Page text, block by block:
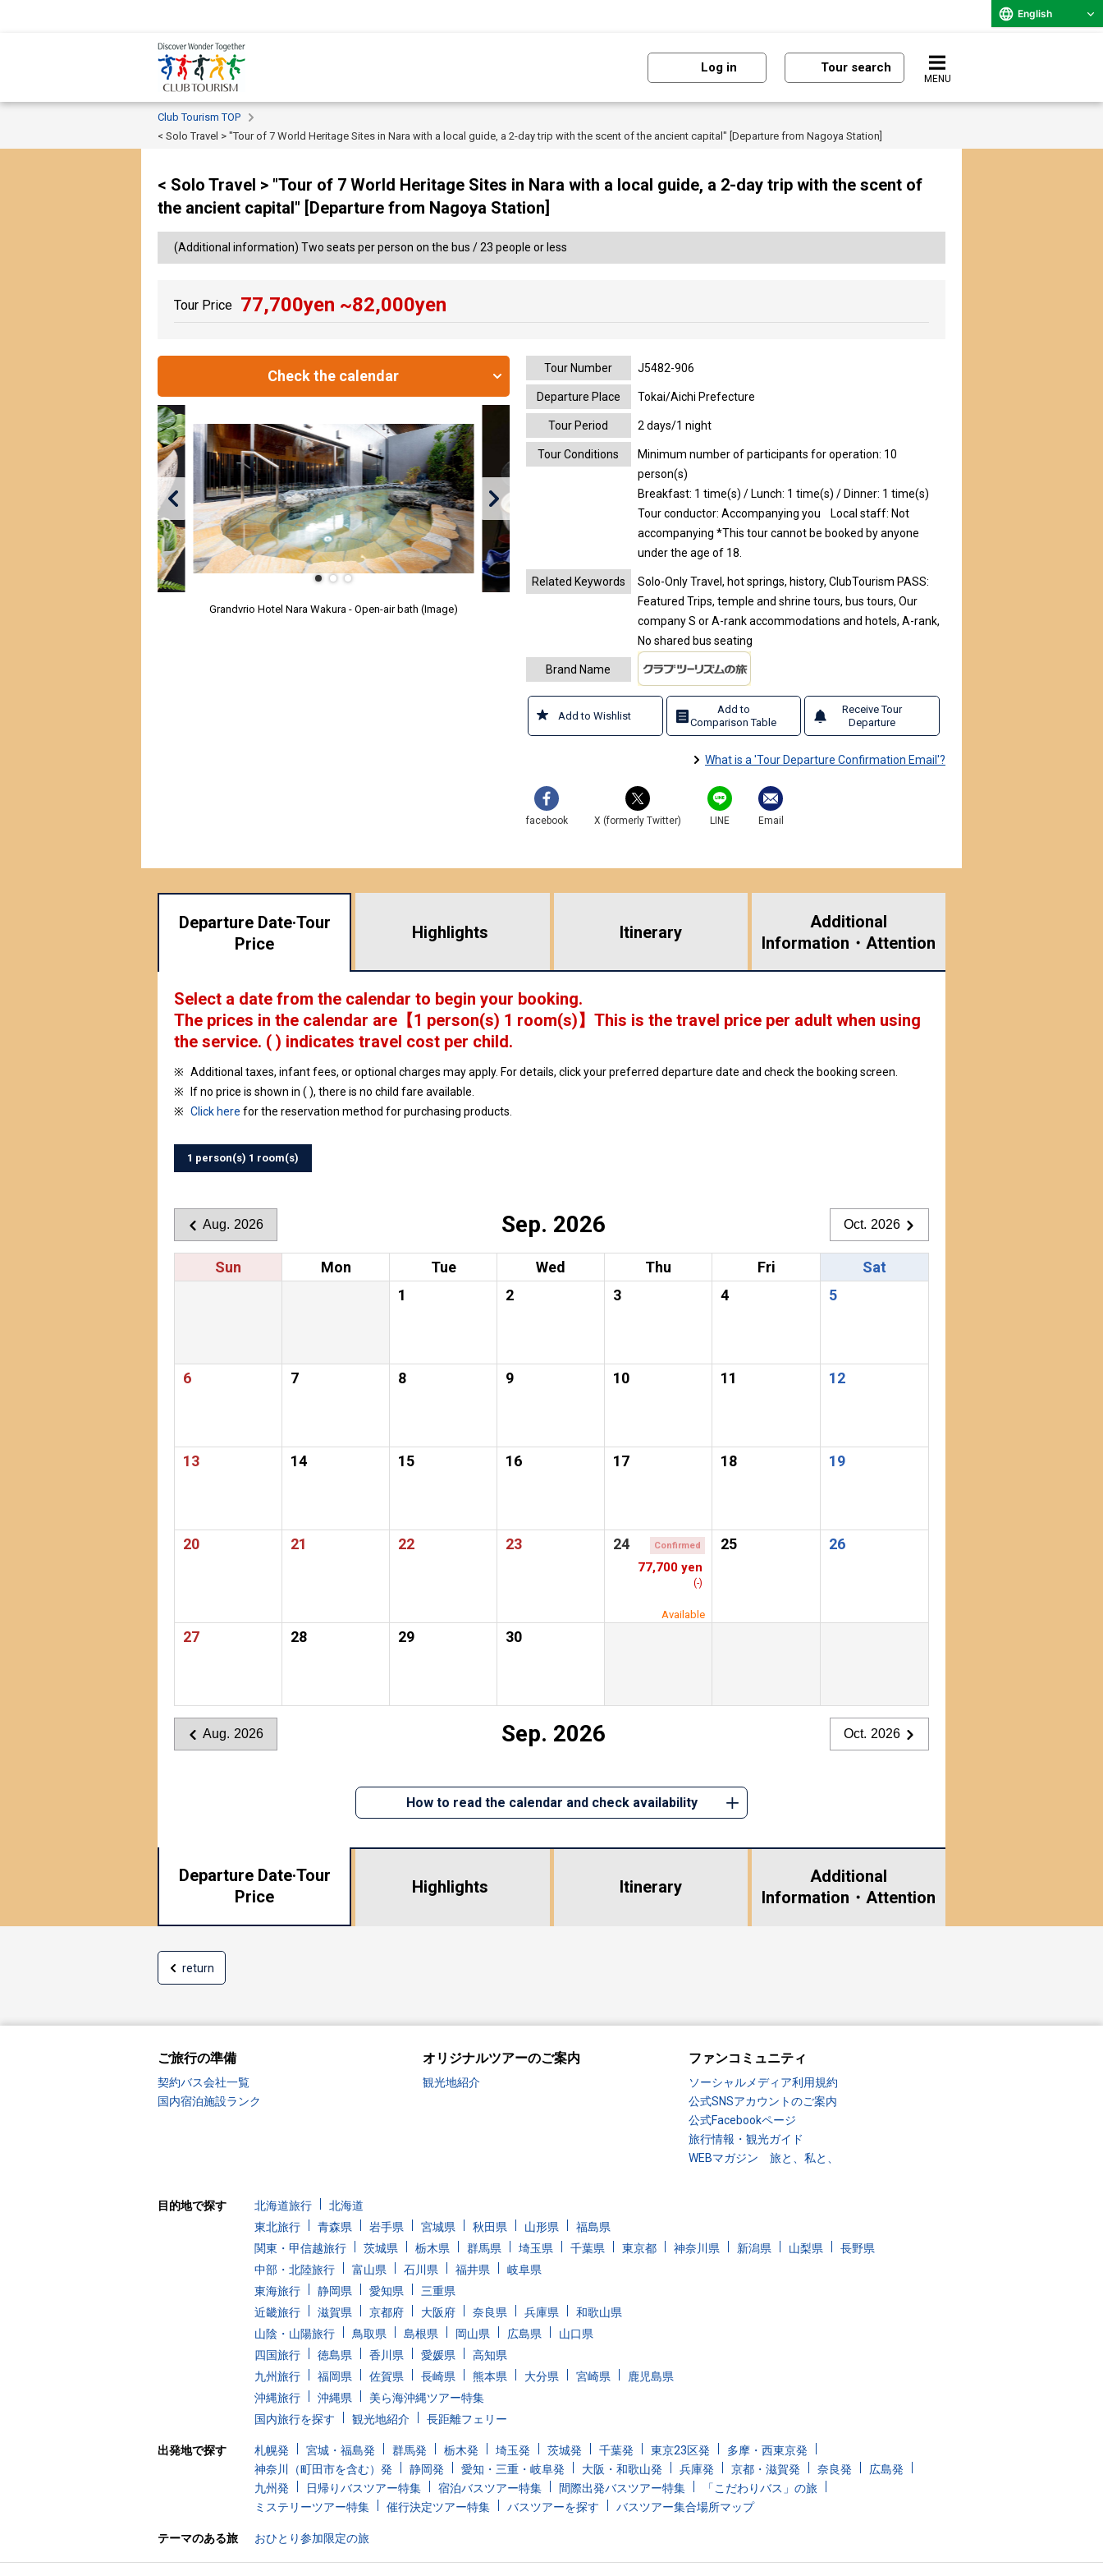
English
Log in Tour search
MENU
Club Tourism TOP
< Solo Travel > "Tour of 7 World Heritage Sites in Nara with a local guide, a 2-day trip with the scent of the ancient capital" [Departure from Nagoya Station]
< Solo Travel > "Tour of 7 World Heritage Sites in Nara with a local guide, a 2-day trip with the scent of
the ancient capital" [Departure from Nagoya Station]
(Additional information) Two seats per person on the bus / 23 people or less
Tour Price 77,700yen ~82,000yen
Check the calendar
Grandvrio Hotel Nara Wakura - Open-air bath (Image)
Tour Number J5482-906
Departure Place Tokai/Aichi Prefecture
Tour Period 2 days/1 night
Tour Conditions
Minimum number of participants for operation: 10
person(s)
Breakfast: 1 time(s) / Lunch: 1 time(s) / Dinner: 1 time(s)
Tour conductor: Accompanying you
Local staff: Not
accompanying *This tour cannot be booked by anyone
under the age of 18.
Related Keywords
Solo-Only Travel, hot springs, history, ClubTourism PASS:
Featured Trips, temple and shrine tours, bus tours, Our
company S or A-rank accommodations and hotels, A-rank,
No shared bus seating
Brand Name
Add to Wishlist
Add to
Comparison Table
Receive Tour
Departure
What is a 'Tour Departure Confirmation Email'?
facebook X (formerly Twitter) LINE Email
Departure Date·Tour
Price
Highlights Itinerary
Additional
Information・ Attention
Select a date from the calendar to begin your booking.
The prices in the calendar are 【1 person(s) 1 room(s)】This is the travel price per adult when using
the service. ( ) indicates travel cost per child.
Additional taxes, infant fees, or optional charges may apply. For details, click your preferred departure date and check the booking screen.
If no price is shown in ( ), there is no child fare available.
Click here for the reservation method for purchasing products.
1 person(s) 1 room(s)
Aug. 2026 Sep. 2026 Oct. 2026
Sun Mon Tue Wed Thu Fri
Sat
1
2 3 4 5
6 7 8 9 10 11 12
13 14 15 16 17 18 19
20 21 22 23 24 Confirmed
77,700 yen
(-)
Available
25 26
27 28 29 30
Aug. 2026 Sep. 2026 Oct. 2026
How to read the calendar and check availability
Departure Date·Tour
Price
Highlights Itinerary
Additional
Information・ Attention
return
ご旅行の準備
契約バス会社一覧
国内宿泊施設ランク
オリジナルツアーのご案内
観光地紹介
ファンコミュニティ
ソーシャルメディア利用規約
公式SNSアカウントのご案内
公式Facebookページ
旅行情報・観光ガイド
WEBマガジン 旅と、私と、
目的地で探す 北海道旅行
北海道
東北旅行
青森県 岩手県 宮城県 秋田県 山形県
福島県
関東・甲信越旅行
茨城県 栃木県 群馬県 埼玉県 千葉県 東京都 神奈川県 新潟県 山梨県
長野県
中部・北陸旅行
富山県 石川県 福井県
岐阜県
東海旅行
静岡県 愛知県
三重県
近畿旅行
滋賀県 京都府 大阪府 奈良県 兵庫県
和歌山県
山陰・山陽旅行
鳥取県 島根県 岡山県 広島県
山口県
四国旅行
徳島県 香川県 愛媛県
高知県
九州旅行
福岡県 佐賀県 長崎県 熊本県 大分県 宮崎県
鹿児島県
沖縄旅行
沖縄県
美ら海沖縄ツアー特集
国内旅行を探す
観光地紹介 長距離フェリー
出発地で探す 札幌発 宮城・福島発 群馬発 栃木発 埼玉発 茨城発 千葉発 東京23区発
多摩・西東京発
神奈川（町田市を含む）発
静岡発 愛知・三重・岐阜発 大阪・和歌山発 兵庫発 京都・滋賀発 奈良発
広島発
九州発
日帰りバスツアー特集 宿泊バスツアー特集 間際出発バスツアー特集
「こだわりバス」の旅
ミステリーツアー特集
催行決定ツアー特集 バスツアーを探す バスツアー集合場所マップ
テーマのある旅 おひとり参加限定の旅